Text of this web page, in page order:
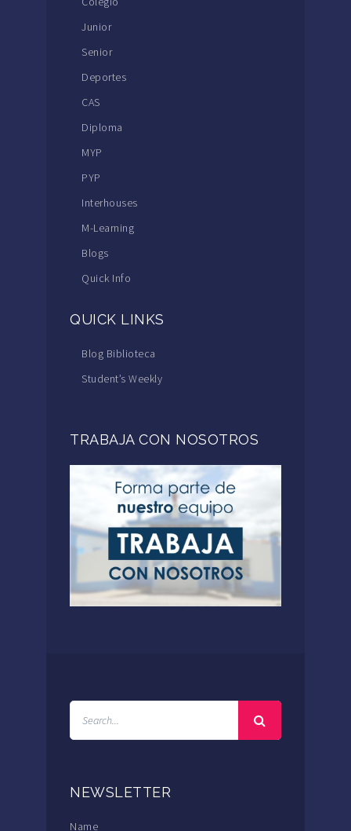
Junior
Senior
Deportes
CAS
Diploma
MYP
PYP
Interhouses
M-Learning
Blogs
Quick Info
QUICK LINKS
Blog Biblioteca
Student’s Weekly
TRABAJA CON NOSOTROS
NEWSLETTER
Name